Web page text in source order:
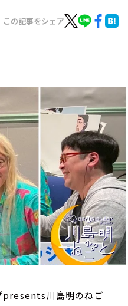
この記事をシェア
presents川島明のねご